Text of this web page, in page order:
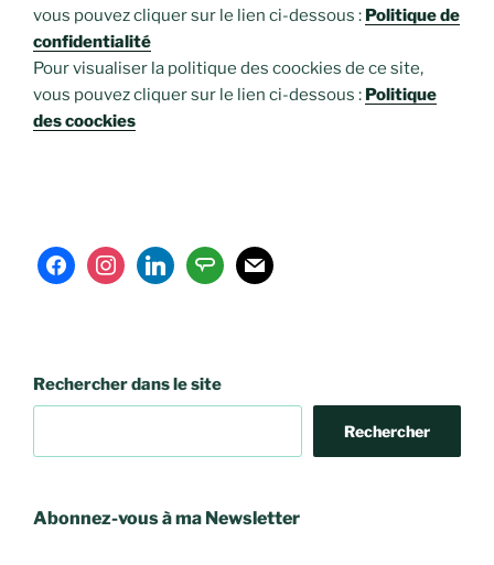
vous pouvez cliquer sur le lien ci-dessous : Politique de
confidentialité
Pour visualiser la politique des coockies de ce site,
vous pouvez cliquer sur le lien ci-dessous : Politique
des coockies
facebookinstagramlinkedinangieslist
mail
Rechercher dans le site
Rechercher
Abonnez-vous à ma Newsletter